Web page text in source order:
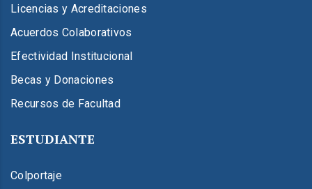
Licencias y Acreditaciones
Acuerdos Colaborativos
Efectividad Institucional
Becas y Donaciones
Recursos de Facultad
ESTUDIANTE
Colportaje